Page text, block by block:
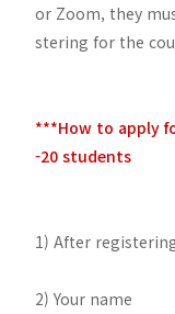
or Zoom, they
stering for the
***How to apply
-20 students
1) After
2) Your name